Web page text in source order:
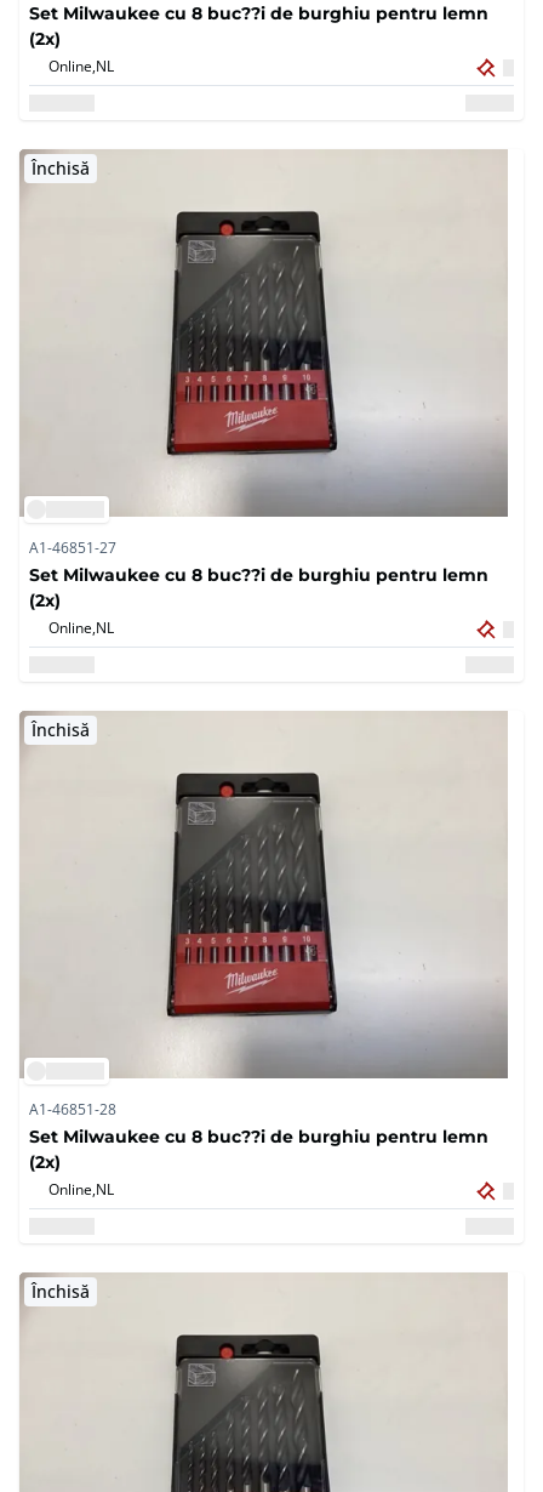
Set Milwaukee cu 8 buc??i de burghiu pentru lemn
(2x)
Online,NL
Închisă
A1-46851-27
Set Milwaukee cu 8 buc??i de burghiu pentru lemn
(2x)
Online,NL
Închisă
A1-46851-28
Set Milwaukee cu 8 buc??i de burghiu pentru lemn
(2x)
Online,NL
Închisă